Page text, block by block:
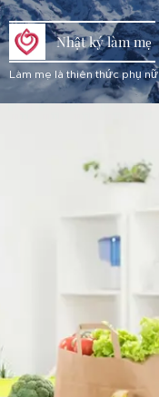
Nhật ký làm mẹ
Làm mẹ là thiên thức phụ nữ